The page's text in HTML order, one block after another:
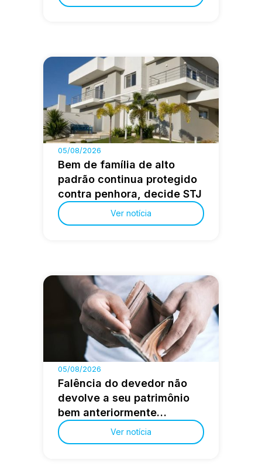
05/08/2026
Bem de família de alto
padrão continua protegido
contra penhora, decide STJ
Ver notícia
05/08/2026
Falência do devedor não
devolve a seu patrimônio
bem anteriormente
alienado em fraude à
execução
Ver notícia